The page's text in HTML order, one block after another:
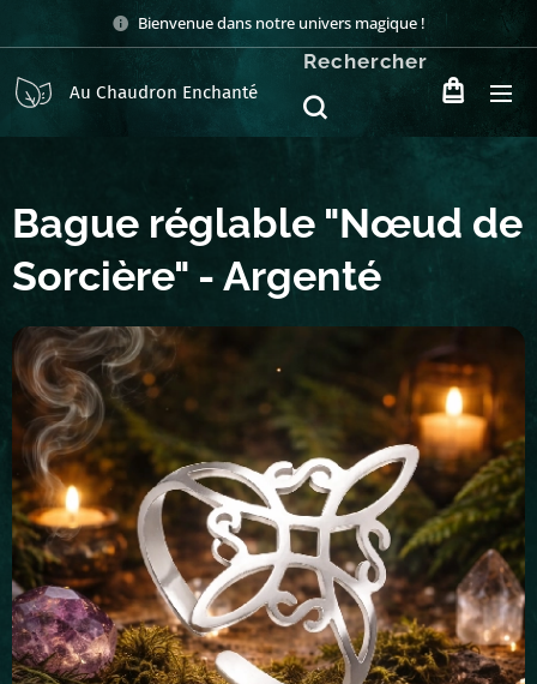
Bienvenue dans notre univers magique !
Au Chaudron Enchanté
Rechercher
Bague réglable "Nœud de
Sorcière" - Argenté